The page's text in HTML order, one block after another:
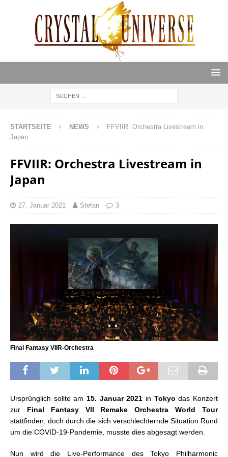
STARTSEITE NEWS
FFVIIR: Orchestra Livestream in
Japan
FFVIIR: Orchestra Livestream in
Japan
27. Januar 2021 Stefan 3
Final Fantasy VIIR-Orchestra
Ursprünglich sollte am 15. Januar 2021 in Tokyo das Konzert
zur Final Fantasy VII Remake Orchestra World Tour
stattfinden, doch durch die sich verschlechternde Situation Rund
um die COVID-19-Pandemie, musste dies abgesagt werden.
Nun wird die Live-Performance des Tokyo Philharmonic